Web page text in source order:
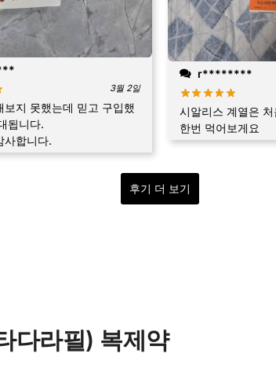
3월 2일
보지 못했는데 믿고 구입했
됩니다.
사합니다.
r********
시알리스 계열은
한번 먹어보게요
후기 더 보기
다라필) 복제약